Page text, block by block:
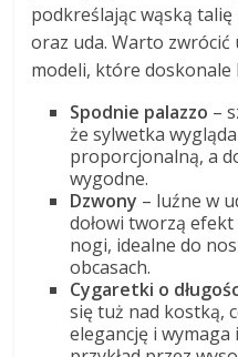
podkreślając wąską
oraz uda. Warto
modeli, które
Spodnie palazzo –
że sylwetka
proporcjonalną, a
wygodne.
Dzwony – luźne w
dołowi tworzą
nogi, idealne do
obcasach.
Cygaretki o
się tuż nad kostką,
elegancję i